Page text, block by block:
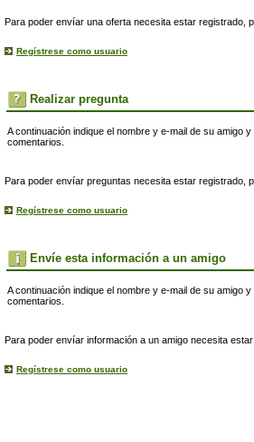
Para poder envíar una oferta necesita estar registrado,
Regístrese como usuario
Realizar pregunta
A continuación indique el nombre y e-mail de su amigo
comentarios.
Para poder envíar preguntas necesita estar registrado,
Regístrese como usuario
Envíe esta información a un amigo
A continuación indique el nombre y e-mail de su amigo
comentarios.
Para poder envíar información a un amigo necesita
Regístrese como usuario